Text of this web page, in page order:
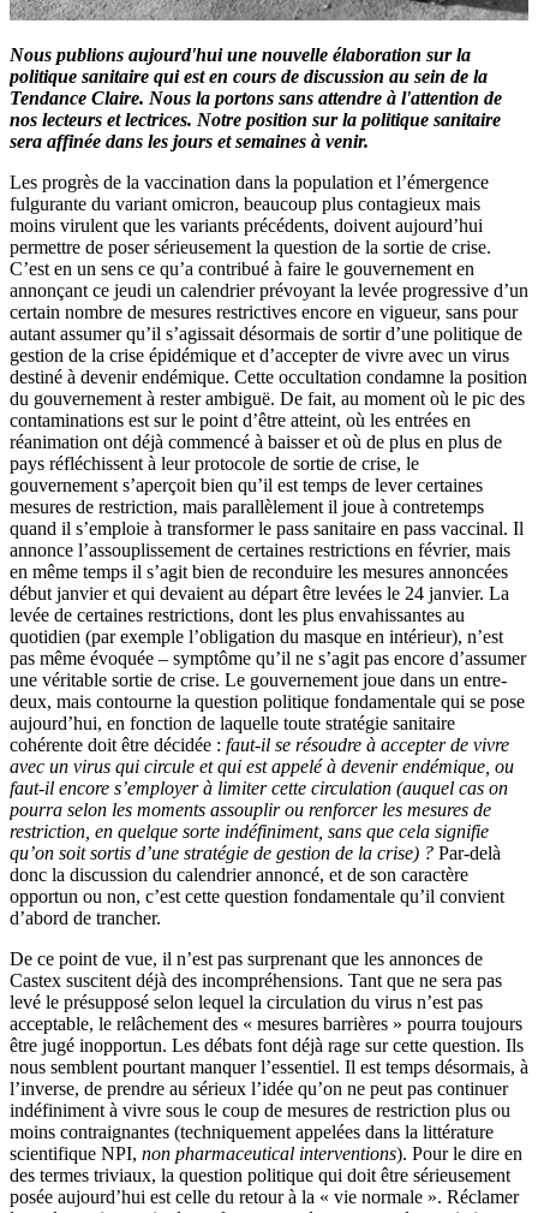
Nous publions aujourd'hui une nouvelle élaboration sur la
politique sanitaire qui est en cours de discussion au sein de la
Tendance Claire. Nous la portons sans attendre à l'attention de
nos lecteurs et lectrices. Notre position sur la politique sanitaire
sera affinée dans les jours et semaines à venir.
Les progrès de la vaccination dans la population et l’émergence
fulgurante du variant omicron, beaucoup plus contagieux mais
moins virulent que les variants précédents, doivent aujourd’hui
permettre de poser sérieusement la question de la sortie de crise.
C’est en un sens ce qu’a contribué à faire le gouvernement en
annonçant ce jeudi un calendrier prévoyant la levée progressive d’un
certain nombre de mesures restrictives encore en vigueur, sans pour
autant assumer qu’il s’agissait désormais de sortir d’une politique de
gestion de la crise épidémique et d’accepter de vivre avec un virus
destiné à devenir endémique. Cette occultation condamne la position
du gouvernement à rester ambiguë. De fait, au moment où le pic des
contaminations est sur le point d’être atteint, où les entrées en
réanimation ont déjà commencé à baisser et où de plus en plus de
pays réfléchissent à leur protocole de sortie de crise, le
gouvernement s’aperçoit bien qu’il est temps de lever certaines
mesures de restriction, mais parallèlement il joue à contretemps
quand il s’emploie à transformer le pass sanitaire en pass vaccinal. Il
annonce l’assouplissement de certaines restrictions en février, mais
en même temps il s’agit bien de reconduire les mesures annoncées
début janvier et qui devaient au départ être levées le 24 janvier. La
levée de certaines restrictions, dont les plus envahissantes au
quotidien (par exemple l’obligation du masque en intérieur), n’est
pas même évoquée – symptôme qu’il ne s’agit pas encore d’assumer
une véritable sortie de crise. Le gouvernement joue dans un entre-
deux, mais contourne la question politique fondamentale qui se pose
aujourd’hui, en fonction de laquelle toute stratégie sanitaire
cohérente doit être décidée : faut-il se résoudre à accepter de vivre
avec un virus qui circule et qui est appelé à devenir endémique, ou
faut-il encore s’employer à limiter cette circulation (auquel cas on
pourra selon les moments assouplir ou renforcer les mesures de
restriction, en quelque sorte indéfiniment, sans que cela signifie
qu’on soit sortis d’une stratégie de gestion de la crise) ? Par-delà
donc la discussion du calendrier annoncé, et de son caractère
opportun ou non, c’est cette question fondamentale qu’il convient
d’abord de trancher.
De ce point de vue, il n’est pas surprenant que les annonces de
Castex suscitent déjà des incompréhensions. Tant que ne sera pas
levé le présupposé selon lequel la circulation du virus n’est pas
acceptable, le relâchement des « mesures barrières » pourra toujours
être jugé inopportun. Les débats font déjà rage sur cette question. Ils
nous semblent pourtant manquer l’essentiel. Il est temps désormais, à
l’inverse, de prendre au sérieux l’idée qu’on ne peut pas continuer
indéfiniment à vivre sous le coup de mesures de restriction plus ou
moins contraignantes (techniquement appelées dans la littérature
scientifique NPI, non pharmaceutical interventions). Pour le dire en
des termes triviaux, la question politique qui doit être sérieusement
posée aujourd’hui est celle du retour à la « vie normale ». Réclamer